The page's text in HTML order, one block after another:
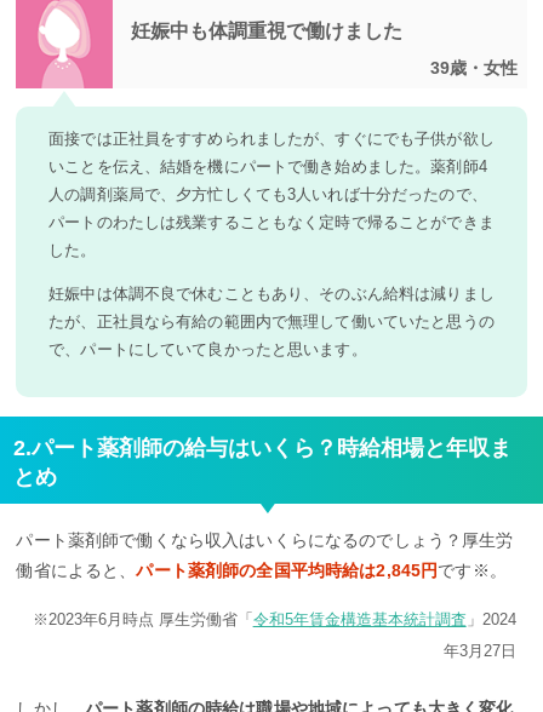
妊娠中も体調重視で働けました
39歳・女性
面接では正社員をすすめられましたが、すぐにでも子供が欲し
いことを伝え、結婚を機にパートで働き始めました。薬剤師4
人の調剤薬局で、夕方忙しくても3人いれば十分だったので、
パートのわたしは残業することもなく定時で帰ることができま
した。
妊娠中は体調不良で休むこともあり、そのぶん給料は減りまし
たが、正社員なら有給の範囲内で無理して働いていたと思うの
で、パートにしていて良かったと思います。
2.パート薬剤師の給与はいくら？時給相場と年収ま
とめ
パート薬剤師で働くなら収入はいくらになるのでしょう？厚生労
働省によると、パート薬剤師の全国平均時給は2,845円です※。
※2023年6月時点 厚生労働省「 令和5年賃金構造基本統計調査 」2024
年3月27日
しかし、 パート薬剤師の時給は職場や地域によっても大きく変化